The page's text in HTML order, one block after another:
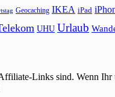
Geocaching IKEA iPad
UHU Urlaub
Links sind. Wenn